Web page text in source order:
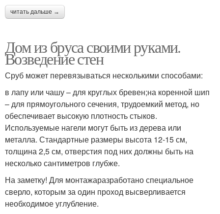
читать дальше →
Дом из бруса своими руками.
Возведение стен
Сруб может перевязываться несколькими способами:
в лапу или чашу – для круглых бревен;на коренной шип
– для прямоугольного сечения, трудоемкий метод, но
обеспечивает высокую плотность стыков.
Используемые нагели могут быть из дерева или
металла. Стандартные размеры высота 12-15 см,
толщина 2,5 см, отверстия под них должны быть на
несколько сантиметров глубже.
На заметку! Для монтажаразработано специальное
сверло, которым за один проход высверливается
необходимое углубление.